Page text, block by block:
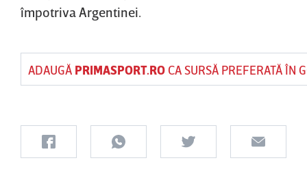
împotriva Argentinei.
ADAUGĂ PRIMASPORT.ROCA SURSĂ PREFERATĂ ÎN